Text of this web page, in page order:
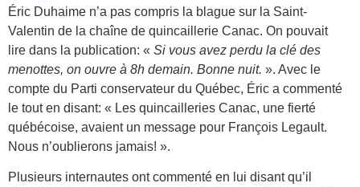
Éric Duhaime n’a pas compris la blague sur la Saint-
Valentin de la chaîne de quincaillerie Canac. On pouvait
lire dans la publication: « Si vous avez perdu la clé des
menottes, on ouvre à 8h demain. Bonne nuit. ». Avec le
compte du Parti conservateur du Québec, Éric a commenté
le tout en disant: « Les quincailleries Canac, une fierté
québécoise, avaient un message pour François Legault.
Nous n’oublierons jamais! ».
Plusieurs internautes ont commenté en lui disant qu’il